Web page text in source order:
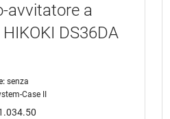
avvitatore a
DS36DA
senza
Case II